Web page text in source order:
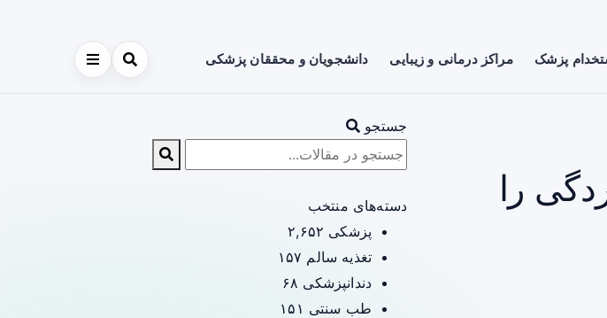
پزشک مراکز درمانی و زیبایی دانشجویان و محققان پزشکی
را
جستجو
دسته‌های منتخب
پزشکی ۲,۶۵۲
تغذیه سالم ۱۵۷
دندانپزشکی ۶۸
طب سنتی ۱۵۱